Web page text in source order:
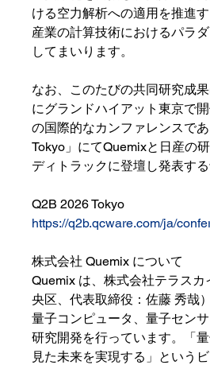
ける空力解析への適用を推進
産業の計算技術におけるパラ
してまいります。
なお、このたびの共同研究成
にグランドハイアット東京で
の国際的なカンファレンスで
Tokyo」にてQuemixと日産の
ディトラックに登壇し発表する
Q2B 2026 Tokyo
https://q2b.qcware.com/ja/
株式会社 Quemix について
Quemix は、株式会社テラスカ
央区、代表取締役：佐藤 秀哉
量子コンピュータ、量子セン
研究開発を行っています。「
見た未来を実現する」という